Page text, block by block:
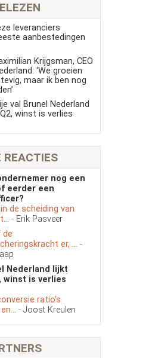
leveranciers
aanbestedingen
Krijgsman, CEO
‘We groeien
maar ik ben nog
val Brunel Nederland
winst is verlies
REACTIES
nog een
eerder een
de scheiding van
- Erik Pasveer
de
er, ... -
Nederland lijkt
winst is verlies
ratio’s
- Joost Kreulen